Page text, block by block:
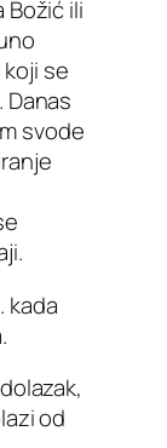
Božić ili
se
Danas
svode
kada
od